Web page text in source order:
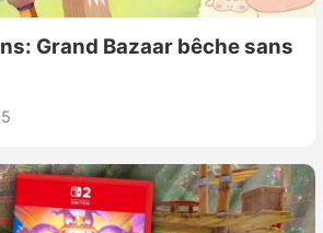
Grand Bazaar bêche sans